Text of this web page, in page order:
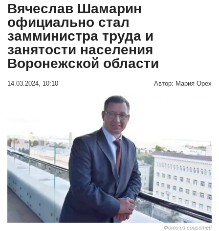
Вячеслав Шамарин
официально стал
замминистра труда и
занятости населения
Воронежской области
14.03.2024, 10:10 Автор: Мария Орех
Фото из соцсетей